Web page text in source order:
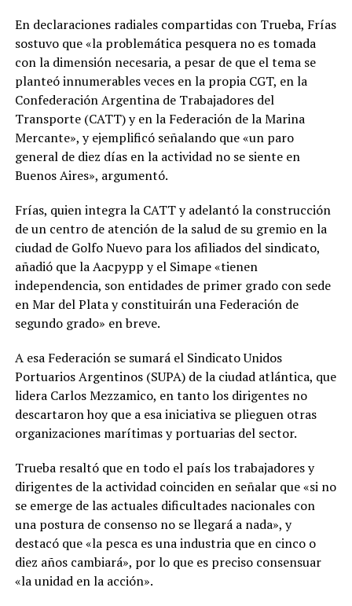
En declaraciones radiales compartidas con Trueba, Frías
sostuvo que «la problemática pesquera no es tomada
con la dimensión necesaria, a pesar de que el tema se
planteó innumerables veces en la propia CGT, en la
Confederación Argentina de Trabajadores del
Transporte (CATT) y en la Federación de la Marina
Mercante», y ejemplificó señalando que «un paro
general de diez días en la actividad no se siente en
Buenos Aires», argumentó.
Frías, quien integra la CATT y adelantó la construcción
de un centro de atención de la salud de su gremio en la
ciudad de Golfo Nuevo para los afiliados del sindicato,
añadió que la Aacpypp y el Simape «tienen
independencia, son entidades de primer grado con sede
en Mar del Plata y constituirán una Federación de
segundo grado» en breve.
A esa Federación se sumará el Sindicato Unidos
Portuarios Argentinos (SUPA) de la ciudad atlántica, que
lidera Carlos Mezzamico, en tanto los dirigentes no
descartaron hoy que a esa iniciativa se plieguen otras
organizaciones marítimas y portuarias del sector.
Trueba resaltó que en todo el país los trabajadores y
dirigentes de la actividad coinciden en señalar que «si no
se emerge de las actuales dificultades nacionales con
una postura de consenso no se llegará a nada», y
destacó que «la pesca es una industria que en cinco o
diez años cambiará», por lo que es preciso consensuar
«la unidad en la acción».